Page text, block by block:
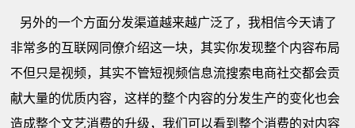
另外的一个方面分发渠道越来越广泛了，我相信今天请了
非常多的互联网同僚介绍这一块，其实你发现整个内容布局
不但只是视频，其实不管短视频信息流搜索电商社交都会贡
献大量的优质内容，这样的整个内容的分发生产的变化也会
造成整个文艺消费的升级，我们可以看到整个消费的对内容